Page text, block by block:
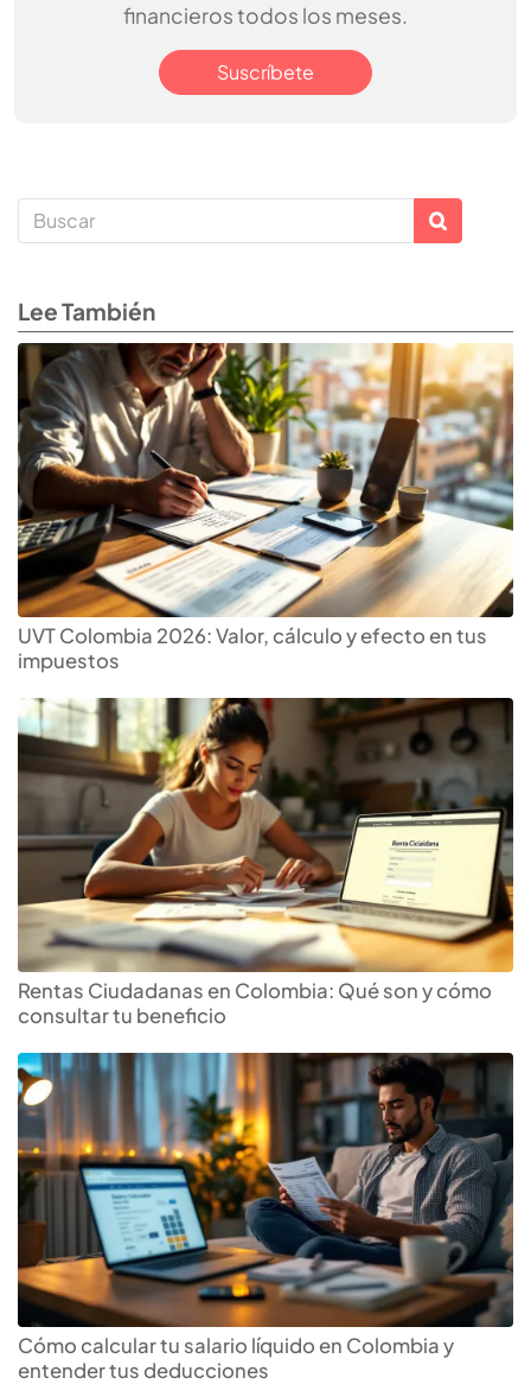
financieros todos los meses.
Suscríbete
Lee También
UVT Colombia 2026: Valor, cálculo y efecto en tus
impuestos
Rentas Ciudadanas en Colombia: Qué son y cómo
consultar tu beneficio
Cómo calcular tu salario líquido en Colombia y
entender tus deducciones